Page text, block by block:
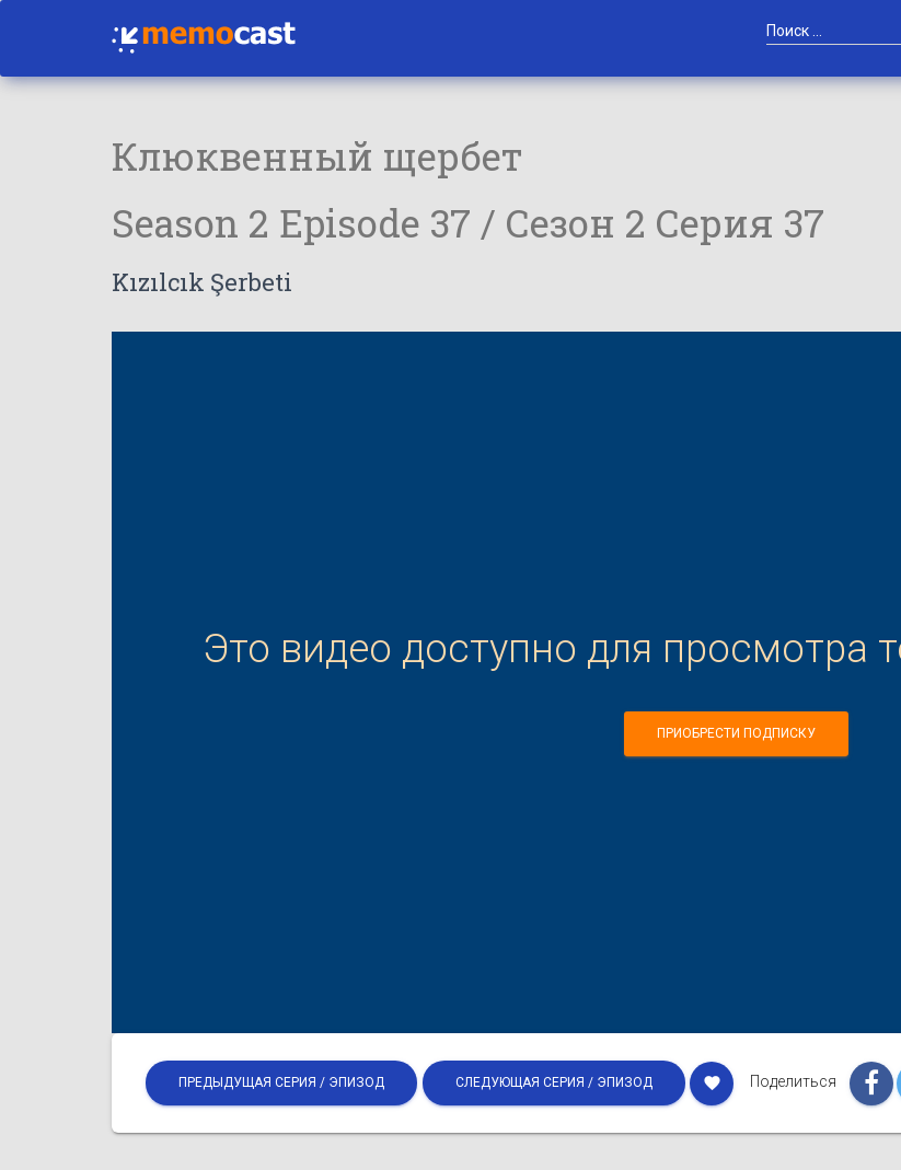
Клюквенный щербет
Season 2 Episode 37 / Сезон 2 Серия 37
Kızılcık Şerbeti
Это видео доступно для просмотра
ПРИОБРЕСТИ ПОДПИСКУ
ПРЕДЫДУЩАЯ СЕРИЯ / ЭПИЗОД СЛЕДУЮЩАЯ СЕРИЯ / ЭПИЗОД favorite Поделиться